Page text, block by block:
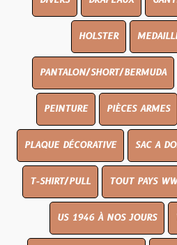
HOLSTER
PANTALON/SHORT/BERMUDA
PEINTURE PIÈCES ARMES
PLAQUE DÉCORATIVE SAC A
T-SHIRT/PULL TOUT PAYS
US 1946 À NOS JOURS